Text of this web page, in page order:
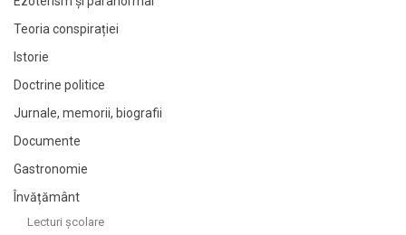
Teoria conspirației
Istorie
Doctrine politice
Jurnale, memorii, biografii
Documente
Gastronomie
Învățământ
Lecturi şcolare